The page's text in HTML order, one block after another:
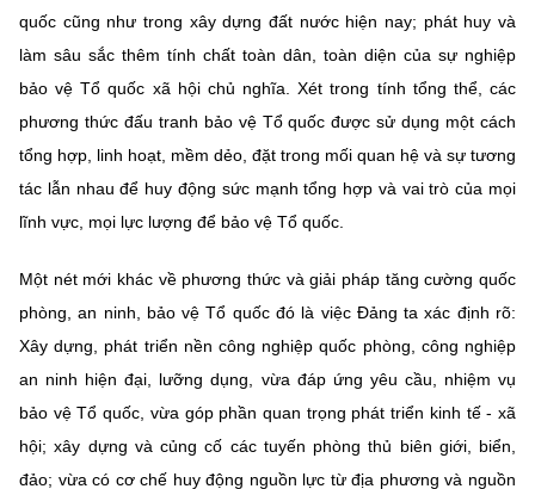
quốc cũng như trong xây dựng đất nước hiện nay; phát huy và
làm sâu sắc thêm tính chất toàn dân, toàn diện của sự nghiệp
bảo vệ Tổ quốc xã hội chủ nghĩa. Xét trong tính tổng thể, các
phương thức đấu tranh bảo vệ Tổ quốc được sử dụng một cách
tổng hợp, linh hoạt, mềm dẻo, đặt trong mối quan hệ và sự tương
tác lẫn nhau để huy động sức mạnh tổng hợp và vai trò của mọi
lĩnh vực, mọi lực lượng để bảo vệ Tổ quốc.
Một nét mới khác về phương thức và giải pháp tăng cường quốc
phòng, an ninh, bảo vệ Tổ quốc đó là việc Đảng ta xác định rõ:
Xây dựng, phát triển nền công nghiệp quốc phòng, công nghiệp
an ninh hiện đại, lưỡng dụng, vừa đáp ứng yêu cầu, nhiệm vụ
bảo vệ Tổ quốc, vừa góp phần quan trọng phát triển kinh tế - xã
hội; xây dựng và củng cố các tuyến phòng thủ biên giới, biển,
đảo; vừa có cơ chế huy động nguồn lực từ địa phương và nguồn